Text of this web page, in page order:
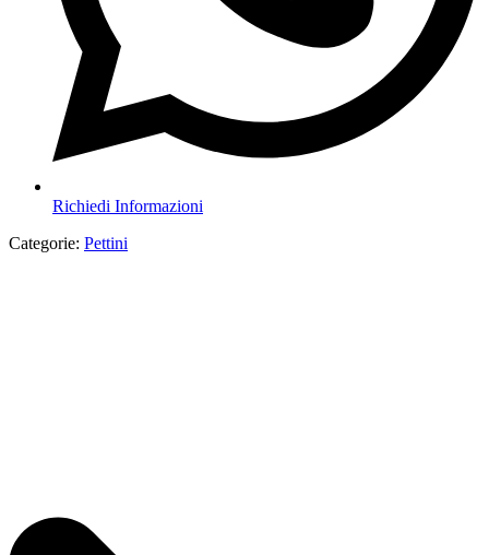
Richiedi Informazioni
Categorie: Pettini